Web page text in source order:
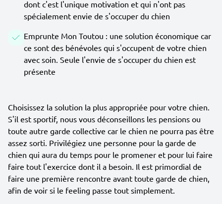
dont c'est l'unique motivation et qui n'ont pas
spécialement envie de s'occuper du chien
Emprunte Mon Toutou : une solution économique car
ce sont des bénévoles qui s'occupent de votre chien
avec soin. Seule l'envie de s'occuper du chien est
présente
Choisissez la solution la plus appropriée pour votre chien.
S'il est sportif, nous vous déconseillons les pensions ou
toute autre garde collective car le chien ne pourra pas être
assez sorti. Privilégiez une personne pour la garde de
chien qui aura du temps pour le promener et pour lui faire
faire tout l'exercice dont il a besoin. Il est primordial de
faire une première rencontre avant toute garde de chien,
afin de voir si le feeling passe tout simplement.